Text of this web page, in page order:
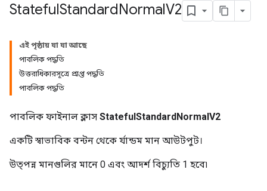
StatefulStandardNormalV2
এই পৃষ্ঠায় যা যা আছে
পাবলিক পদ্ধতি
উত্তরাধিকারসূত্রে প্রাপ্ত পদ্ধতি
পাবলিক পদ্ধতি
পাবলিক ফাইনাল ক্লাস StatefulStandardNormalV2
একটি স্বাভাবিক বন্টন থেকে র্যান্ডম মান আউটপুট।
উত্পন্ন মানগুলির মানে 0 এবং আদর্শ বিচ্যুতি 1 হবে৷